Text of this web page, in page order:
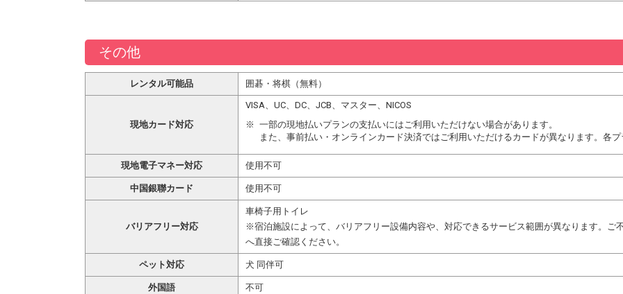
その他
レンタル可能品 囲碁・将棋（無料）
現地カード対応
VISA、UC、DC、JCB、マスター、NICOS
一部の現地払いプランの支払いにはご利用いただけない場合があります。
また、事前払い・オンラインカード決済ではご利用いただけるカードが異なります。各プ
現地電子マネー対応 使用不可
中国銀聯カード 使用不可
バリアフリー対応
車椅子用トイレ
※宿泊施設によって、バリアフリー設備内容や、対応できるサービス範囲が異なります。ご
へ直接ご確認ください。
ペット対応 犬 同伴可
外国語 不可